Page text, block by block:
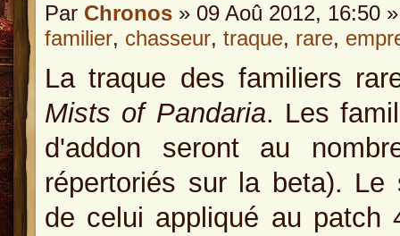
Par Chronos » 09 Aoû 2012, 16:50
familier, chasseur, traque, rare,
La traque des familiers
Mists of Pandaria. Les
d'addon seront au
répertoriés sur la beta). Le
de celui appliqué au patch